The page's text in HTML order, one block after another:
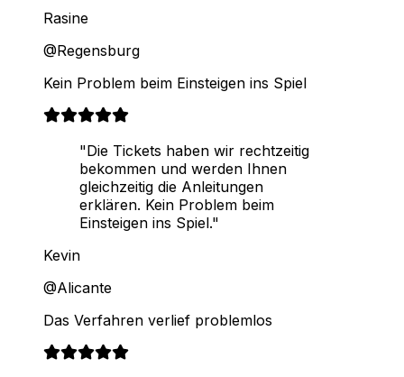
Rasine
@Regensburg
Kein Problem beim Einsteigen ins Spiel
"Die Tickets haben wir rechtzeitig
bekommen und werden Ihnen
gleichzeitig die Anleitungen
erklären. Kein Problem beim
Einsteigen ins Spiel."
Kevin
@Alicante
Das Verfahren verlief problemlos